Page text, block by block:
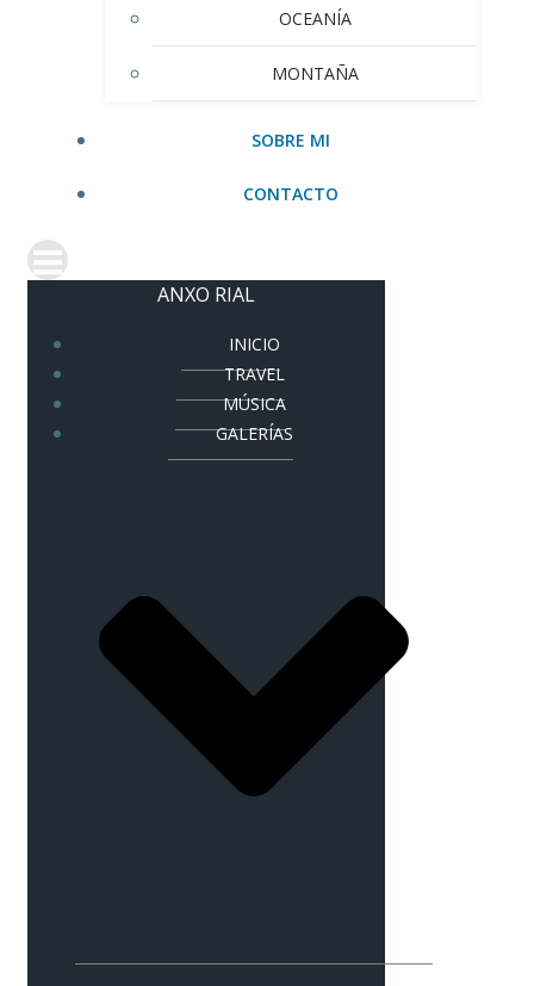
OCEANÍA
MONTAÑA
SOBRE MI
CONTACTO
ANXO RIAL
INICIO
TRAVEL
MÚSICA
GALERÍAS